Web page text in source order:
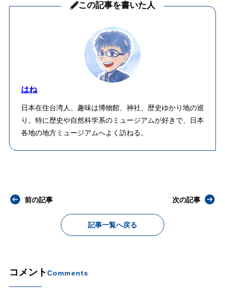
この記事を書いた人
はね
日本在住台湾人、趣味は博物館、神社、歴史ゆかり地の巡
り。特に歴史や自然科学系のミュージアムが好きで、日本
各地の地方ミュージアムへよく訪ねる。
前の記事
記事一覧へ戻る
次の記事
コメントComments